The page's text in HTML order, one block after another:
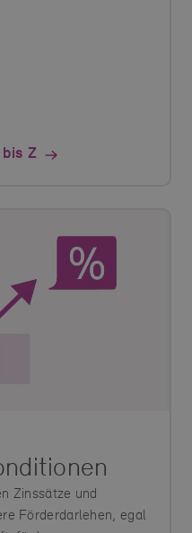
Z
Zinssätze und
Förderdarlehen, egal